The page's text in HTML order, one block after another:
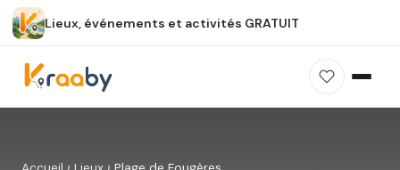
Lieux, événements et activités GRATUIT